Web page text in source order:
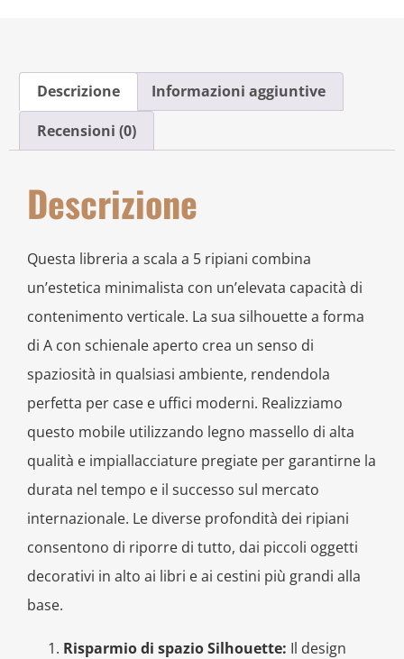
Descrizione
Informazioni aggiuntive
Recensioni (0)
Descrizione
Questa libreria a scala a 5 ripiani combina
un’estetica minimalista con un’elevata capacità di
contenimento verticale. La sua silhouette a forma
di A con schienale aperto crea un senso di
spaziosità in qualsiasi ambiente, rendendola
perfetta per case e uffici moderni. Realizziamo
questo mobile utilizzando legno massello di alta
qualità e impiallacciature pregiate per garantirne la
durata nel tempo e il successo sul mercato
internazionale. Le diverse profondità dei ripiani
consentono di riporre di tutto, dai piccoli oggetti
decorativi in ​​alto ai libri e ai cestini più grandi alla
base.
Risparmio di spazio Silhouette: Il design